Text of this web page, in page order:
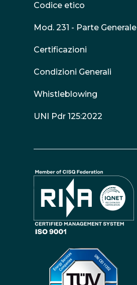
Codice etico
Mod. 231 - Parte Generale
Certificazioni
Condizioni Generali
Whistleblowing
UNI Pdr 125:2022